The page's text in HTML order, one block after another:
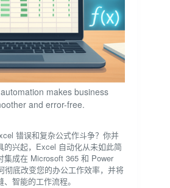
makes business
and error-free.
错误和复杂公式作斗争？你并
的兴起，Excel 自动化从未如此简
集成在 Microsoft 365 和 Power
彻底改变您的办公工作效率，并将
智能的工作流程。